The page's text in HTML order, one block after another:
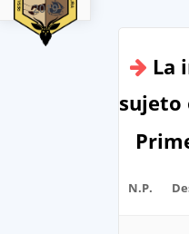
2019
La
sujeto
N.P.